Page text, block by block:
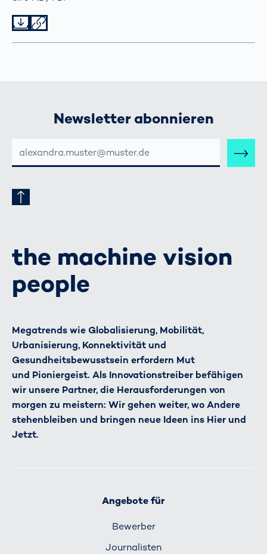
Newsletter abonnieren
MAIL-
ADRESSE
the machine vision
people
Megatrends wie Globalisierung, Mobilität,
Urbanisierung, Konnektivität und
Gesundheitsbewusstsein erfordern Mut
und Pioniergeist. Als Innovationstreiber befähigen
wir unsere Partner, die Herausforderungen von
morgen zu meistern: Wir gehen weiter, wo Andere
stehenbleiben und bringen neue Ideen ins Hier und
Jetzt.
Angebote für
Bewerber
Journalisten